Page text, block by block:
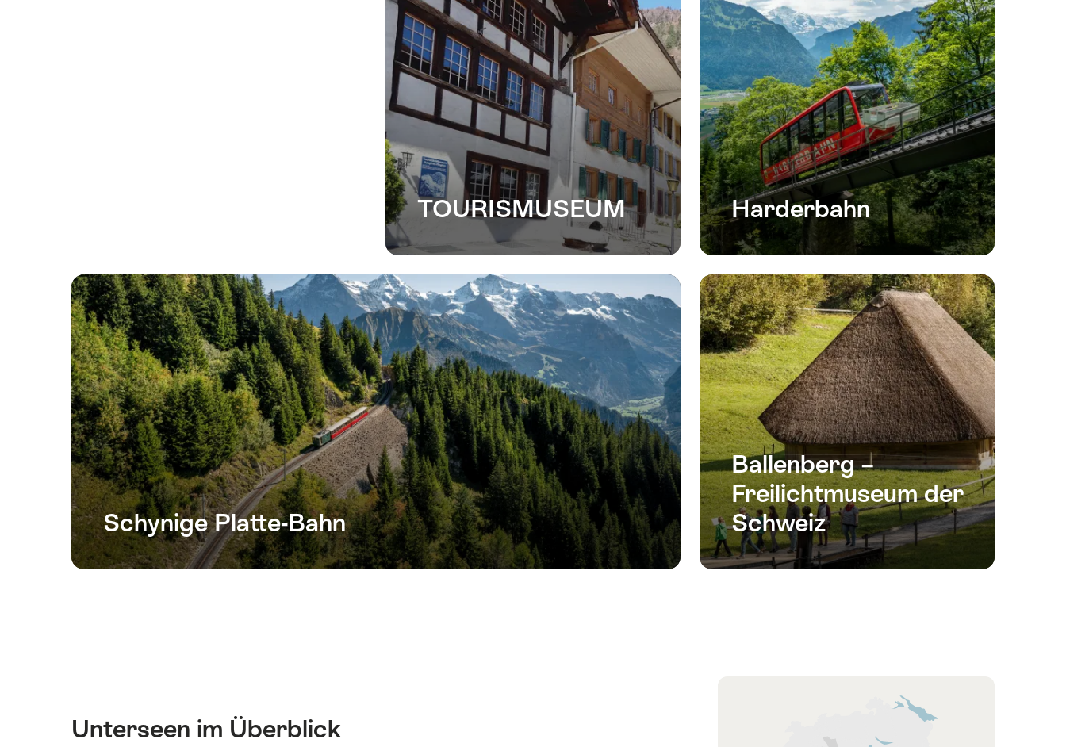
TOURISMUSEUM Harderbahn
Schynige Platte-Bahn
Ballenberg –
Freilichtmuseum der
Schweiz
Unterseen im Überblick